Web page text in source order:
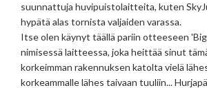
suunnattuja huvipuistolaitteita, kuten
hypätä alas tornista valjaiden varassa.
Itse olen käynyt täällä pariin otteeseen
nimisessä laitteessa, joka heittää sinut
korkeimman rakennuksen katolta vielä
korkeammalle lähes taivaan tuuliin...